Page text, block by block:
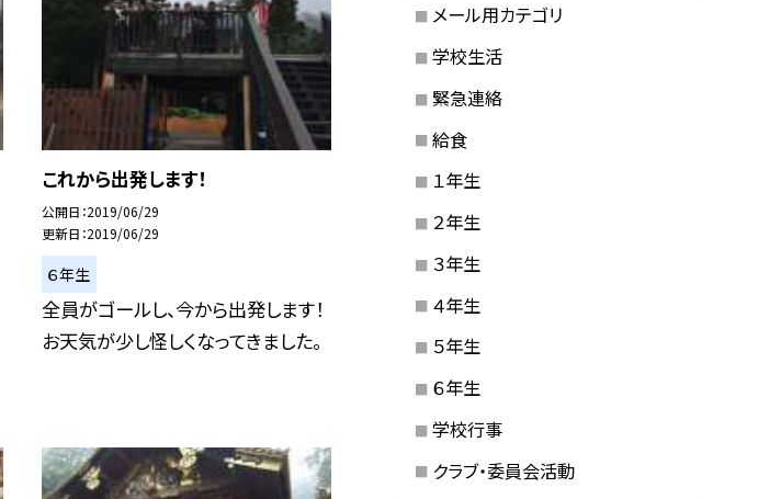
これから出発します！
公開日 2019/06/29
更新日 2019/06/29
６年生
全員がゴールし、今から出発します！
お天気が少し怪しくなってきました。
メール用カテゴリ
学校生活
緊急連絡
給食
１年生
２年生
３年生
４年生
５年生
６年生
学校行事
クラブ・委員会活動